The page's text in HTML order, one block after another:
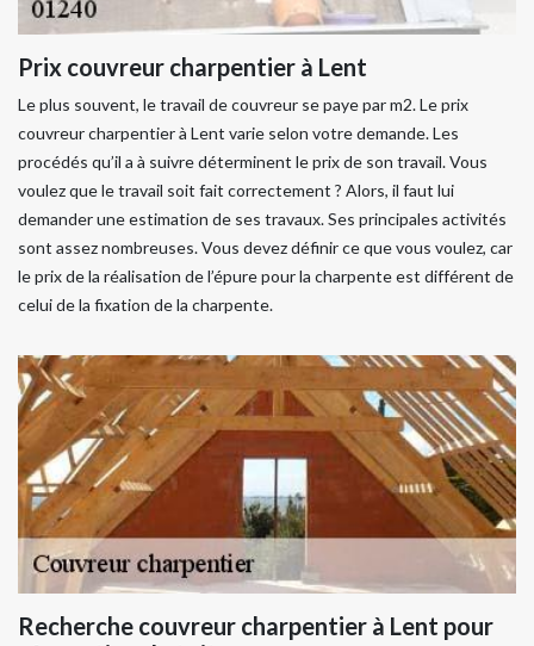
Prix couvreur charpentier à Lent
Le plus souvent, le travail de couvreur se paye par m2. Le prix
couvreur charpentier à Lent varie selon votre demande. Les
procédés qu’il a à suivre déterminent le prix de son travail. Vous
voulez que le travail soit fait correctement ? Alors, il faut lui
demander une estimation de ses travaux. Ses principales activités
sont assez nombreuses. Vous devez définir ce que vous voulez, car
le prix de la réalisation de l’épure pour la charpente est différent de
celui de la fixation de la charpente.
Recherche couvreur charpentier à Lent pour